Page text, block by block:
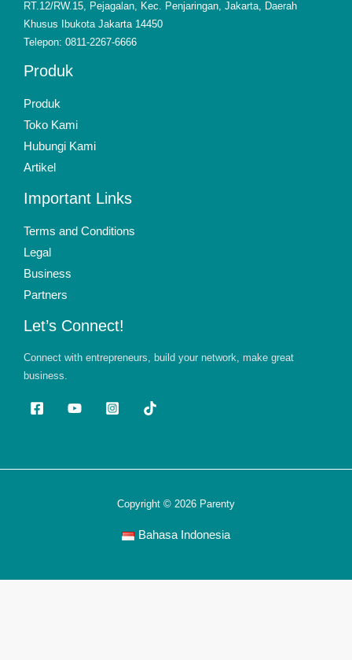
RT.12/RW.15, Pejagalan, Kec. Penjaringan, Jakarta, Daerah
Khusus Ibukota Jakarta 14450
Telepon: 0811-2267-6666
Produk
Produk
Toko Kami
Hubungi Kami
Artikel
Important Links
Terms and Conditions
Legal
Business
Partners
Let’s Connect!
Connect with entrepreneurs, build your network, make great
business.
Copyright © 2026 Parenty
Bahasa Indonesia